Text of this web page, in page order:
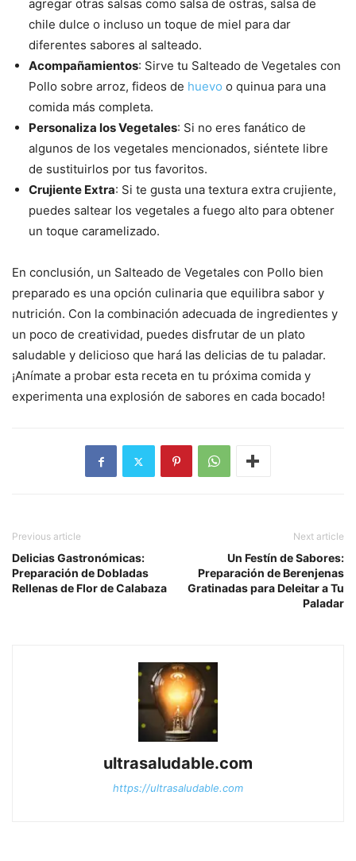
agregar otras salsas como salsa de ostras, salsa de
chile dulce o incluso un toque de miel para dar
diferentes sabores al salteado.
Acompañamientos: Sirve tu Salteado de Vegetales con
Pollo sobre arroz, fideos de huevo o quinua para una
comida más completa.
Personaliza los Vegetales: Si no eres fanático de
algunos de los vegetales mencionados, siéntete libre
de sustituirlos por tus favoritos.
Crujiente Extra: Si te gusta una textura extra crujiente,
puedes saltear los vegetales a fuego alto para obtener
un toque caramelizado.
En conclusión, un Salteado de Vegetales con Pollo bien
preparado es una opción culinaria que equilibra sabor y
nutrición. Con la combinación adecuada de ingredientes y
un poco de creatividad, puedes disfrutar de un plato
saludable y delicioso que hará las delicias de tu paladar.
¡Anímate a probar esta receta en tu próxima comida y
experimenta una explosión de sabores en cada bocado!
Previous article
Delicias Gastronómicas:
Preparación de Dobladas
Rellenas de Flor de Calabaza
Next article
Un Festín de Sabores:
Preparación de Berenjenas
Gratinadas para Deleitar a Tu
Paladar
ultrasaludable.com
https://ultrasaludable.com